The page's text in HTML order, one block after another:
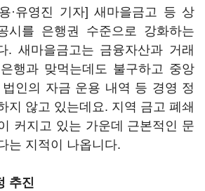
·유영진 기자] 새마을금고 등 상
시를 은행권 수준으로 강화하는
. 새마을금고는 금융자산과 거래
행과 맞먹는데도 불구하고 중앙
인의 자금 운용 내역 등 경영 정
지 않고 있는데요. 지역 금고 폐쇄
커지고 있는 가운데 근본적인 문
는 지적이 나옵니다.
추진